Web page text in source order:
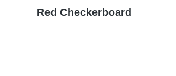
Red Checkerboard